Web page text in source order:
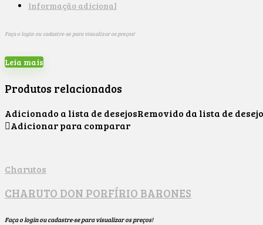
Informação adicional
Faça o login ou cadastre-se para visualizar os preços!
Leia mais
Produtos relacionados
Adicionado a lista de desejosRemovido da lista de
Adicionar para comparar
Charutos
CHARUTO DON PORFÍRIO BARONES
Faça o login ou cadastre-se para visualizar os preços!